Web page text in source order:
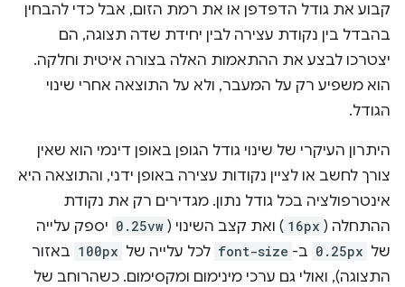
קבוע את גודל הדפדפן או את רמת הזום, אבל כדי להבחין
בהבדל בין נקודת עצירה לבין יחידת שדה תצוגה, הם
יצטרכו לבצע את ההתאמות האלה בצורה איטית וחלקה.
הוא משפיע רק על המעבר, ולא על התוצאה אחרי שינוי
הגודל.
היתרון העיקרי של שינוי גודל הגופן באופן דינמי הוא שאין
צורך לחשב או לציין נקודות עצירה באופן ידני, והתוצאה היא
אינטרפולציה בכל גודל נתון. מגדירים רק את נקודת
ההתחלה ( 16px ) ואת קצב השינוי ( 0.25vw יספק עלייה
של 0.25px ב- font-size לכל עלייה של 100px באזור
התצוגה), ואולי גם ערכי מינימום ומקסימום. כשהרוחב של